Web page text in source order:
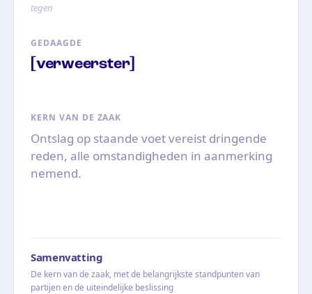
tegen
GEDAAGDE
[verweerster]
KERN VAN DE ZAAK
Ontslag op staande voet vereist dringende
reden, alle omstandigheden in aanmerking
nemend.
Samenvatting
De kern van de zaak, met de belangrijkste standpunten van
partijen en de uiteindelijke beslissing